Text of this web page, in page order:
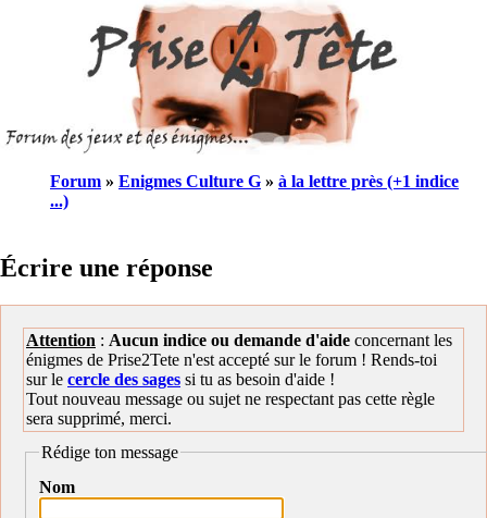
Forum » Enigmes Culture G » à la lettre près (+1 indice
...)
Écrire une réponse
Attention : Aucun indice ou demande d'aide concernant les
énigmes de Prise2Tete n'est accepté sur le forum ! Rends-toi
sur le cercle des sages si tu as besoin d'aide !
Tout nouveau message ou sujet ne respectant pas cette règle
sera supprimé, merci.
Rédige ton message
Nom